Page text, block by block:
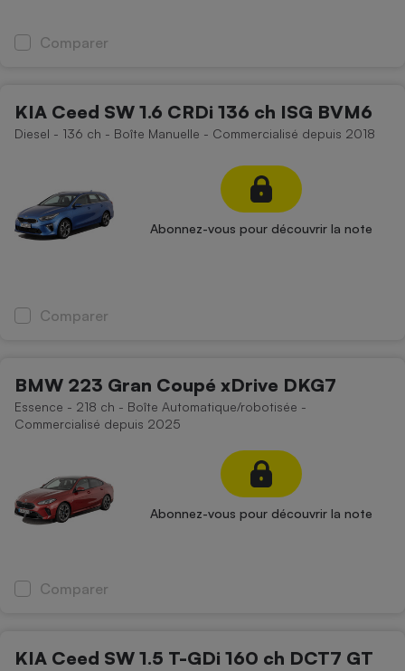
Comparer
KIA Ceed SW 1.6 CRDi 136 ch ISG BVM6
Diesel - 136 ch - Boîte Manuelle - Commercialisé depuis 2018
Abonnez-vous pour découvrir la note
Comparer
BMW 223 Gran Coupé xDrive DKG7
Essence - 218 ch - Boîte Automatique/robotisée -
Commercialisé depuis 2025
Abonnez-vous pour découvrir la note
Comparer
KIA Ceed SW 1.5 T-GDi 160 ch DCT7 GT